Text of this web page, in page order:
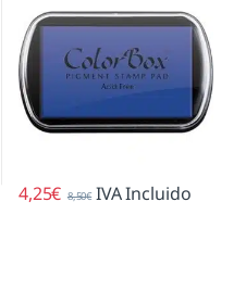
4,25€ 8,50€ IVA Incluido